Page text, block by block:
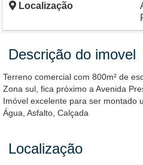
Localização
Descrição do imovel
Terreno comercial com 800m² de
Zona sul, fica próximo a Avenida
Imóvel excelente para ser montado
Água, Asfalto, Calçada
Localização